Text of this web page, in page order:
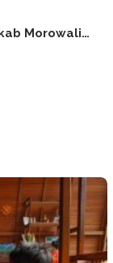
Morowali…